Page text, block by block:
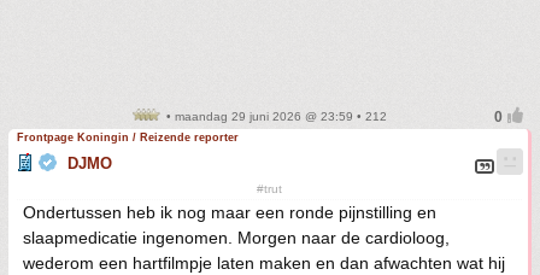
• maandag 29 juni 2026 @ 23:59 • 212
Frontpage Koningin / Reizende reporter
DJMO
#trut
Ondertussen heb ik nog maar een ronde pijnstilling en
slaapmedicatie ingenomen. Morgen naar de cardioloog,
wederom een hartfilmpje laten maken en dan afwachten wat hij